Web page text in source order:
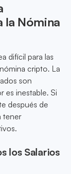
la Nómina
difícil para las
cripto. La
son
es inestable. Si
después de
tener
los Salarios